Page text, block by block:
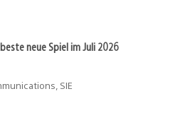
neue Spiel im Juli 2026
SIE